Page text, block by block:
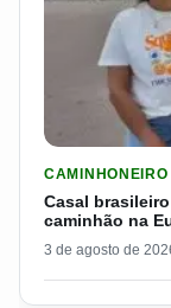
CAMINHONEIRO
Casal
caminhão na
3 de agosto de